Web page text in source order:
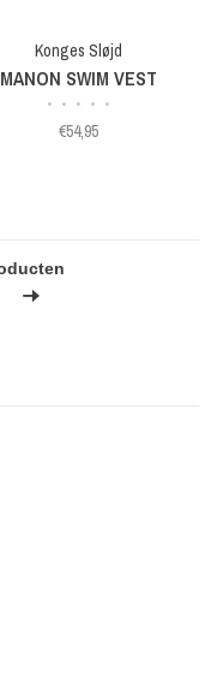
Konges Sløjd
MANON SWIM VEST
• • • • •
€54,95